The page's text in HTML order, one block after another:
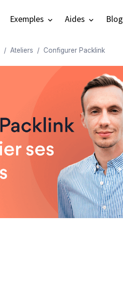
Exemples Aides Blog
Ateliers Configurer Packlink